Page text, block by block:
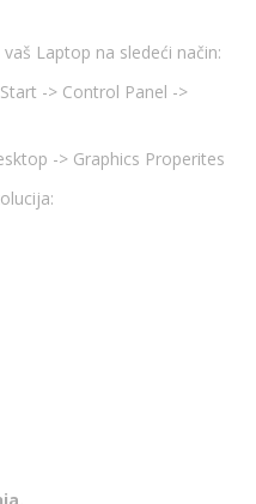
Laptop na sledeći način:
-> Control Panel ->
-> Graphics Properites